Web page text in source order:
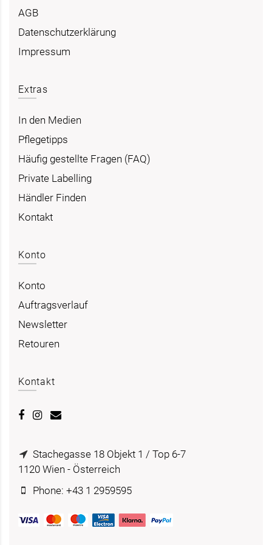
AGB
Datenschutzerklärung
Impressum
Extras
In den Medien
Pflegetipps
Häufig gestellte Fragen (FAQ)
Private Labelling
Händler Finden
Kontakt
Konto
Konto
Auftragsverlauf
Newsletter
Retouren
Kontakt
Stachegasse 18 Objekt 1 / Top 6-7
1120 Wien - Österreich
Phone: +43 1 2959595